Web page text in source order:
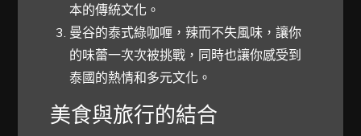
本的傳統文化。
曼谷的泰式綠咖喱，辣而不失風味，讓你
的味蕾一次次被挑戰，同時也讓你感受到
泰國的熱情和多元文化。
美食與旅行的結合